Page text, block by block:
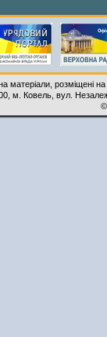
матеріали, розміщені
м. Ковель, вул.